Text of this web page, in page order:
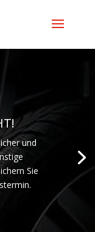
und
Sie